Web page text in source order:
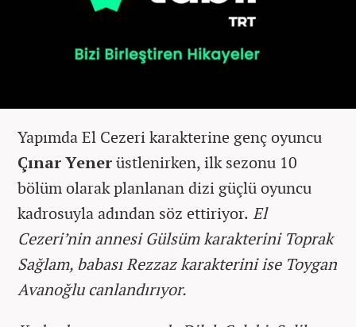
Yapımda El Cezeri karakterine genç oyuncu
Çınar Yenerüstlenirken, ilk sezonu 10
bölüm olarak planlanan dizi güçlü oyuncu
kadrosuyla adından söz ettiriyor. El
Cezeri’nin annesi Gülsüm karakterini Toprak
Sağlam, babası Rezzaz karakterini ise Toygan
Avanoğlu canlandırıyor.